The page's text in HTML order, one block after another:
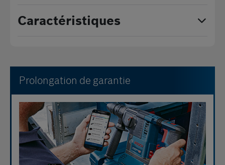
Caractéristiques
Prolongation de garantie